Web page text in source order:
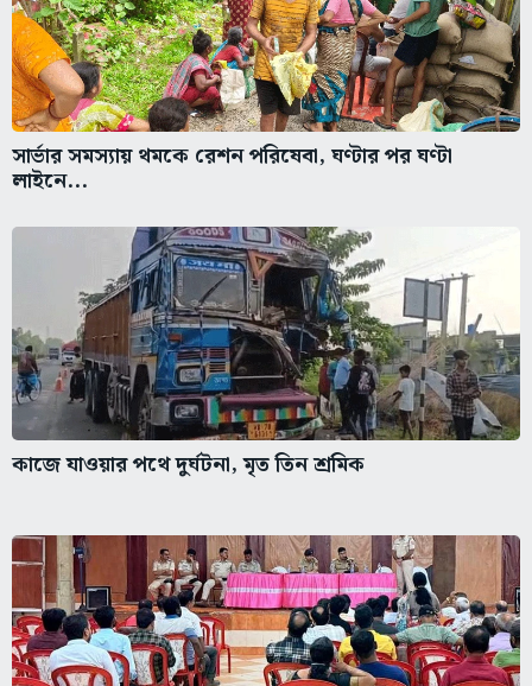
সার্ভার সমস্যায় থমকে রেশন পরিষেবা, ঘণ্টার পর ঘণ্টা
লাইনে...
কাজে যাওয়ার পথে দুর্ঘটনা, মৃত তিন শ্রমিক